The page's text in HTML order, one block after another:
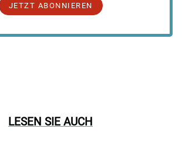
JETZT ABONNIEREN
LESEN SIE AUCH